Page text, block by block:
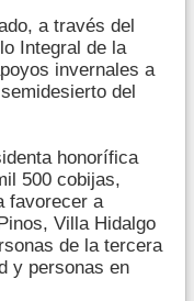
a través del
Integral de la
invernales a
del
honorífica
500 cobijas,
favorecer a
Villa Hidalgo
de la tercera
y personas en